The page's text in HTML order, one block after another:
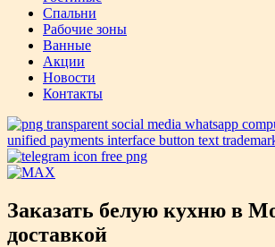
Спальни
Рабочие зоны
Ванные
Акции
Новости
Контакты
Заказать белую кухню в
доставкой